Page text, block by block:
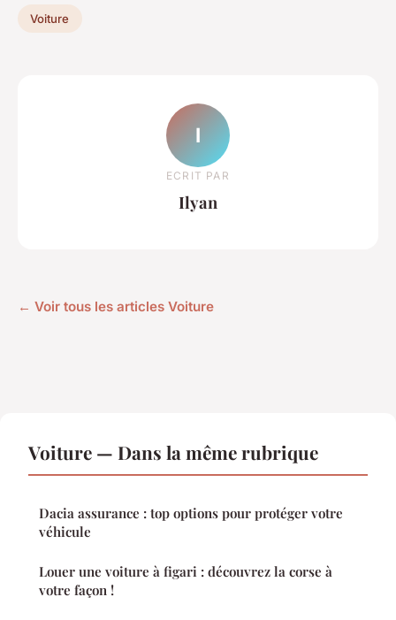
Voiture
I
ECRIT PAR
Ilyan
← Voir tous les articles Voiture
Voiture — Dans la même rubrique
Dacia assurance : top options pour protéger votre
véhicule
Louer une voiture à figari : découvrez la corse à
votre façon !